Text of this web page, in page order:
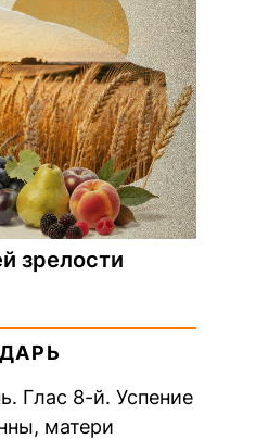
зрелости
Глас 8-й. Успение
матери